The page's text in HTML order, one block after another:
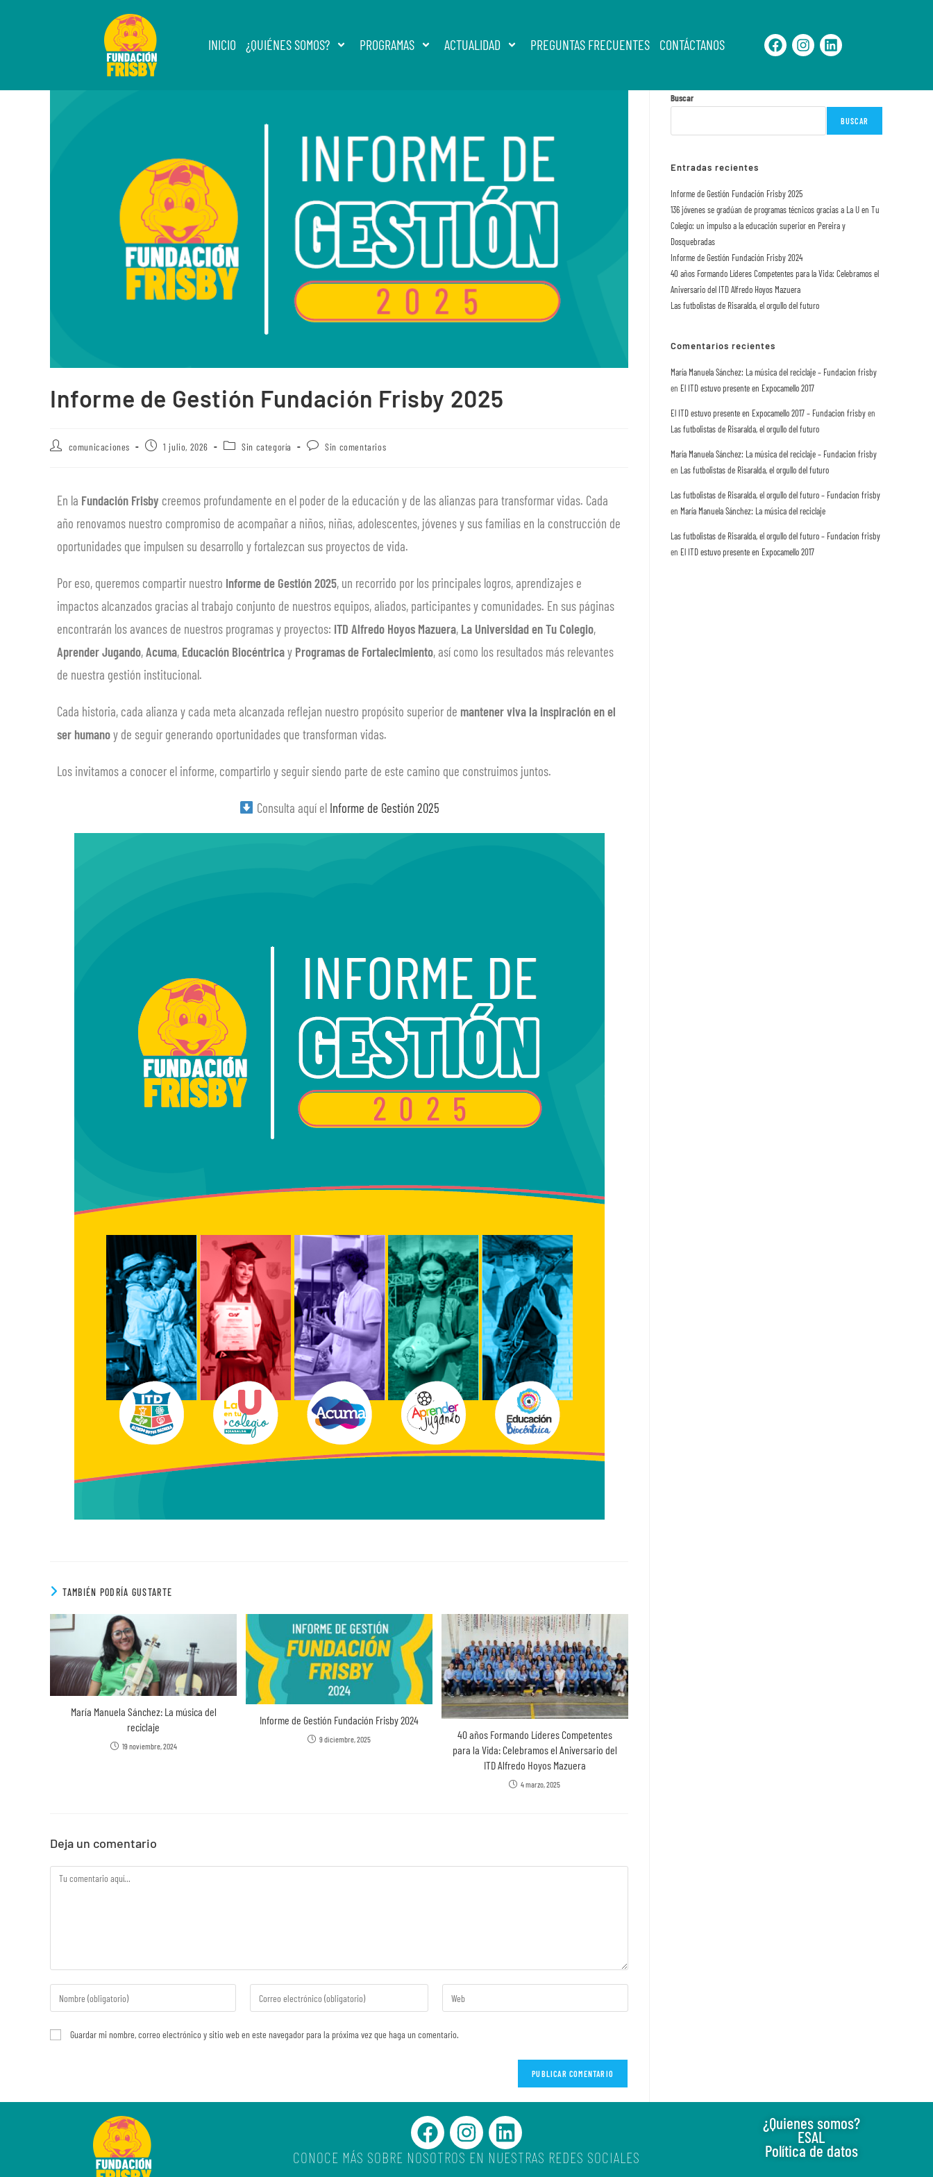
INICIO ¿QUIÉNES SOMOS? PROGRAMAS ACTUALIDAD PREGUNTAS FRECUENTES CONTÁCTANOS
Informe de Gestión Fundación Frisby 2025
comunicaciones 1 julio, 2026 Sin categoría Sin comentarios
En la Fundación Frisby creemos profundamente en el poder de la educación y de las alianzas para transformar vidas. Cada
año renovamos nuestro compromiso de acompañar a niños, niñas, adolescentes, jóvenes y sus familias en la construcción de
oportunidades que impulsen su desarrollo y fortalezcan sus proyectos de vida.
Por eso, queremos compartir nuestro Informe de Gestión 2025, un recorrido por los principales logros, aprendizajes e
impactos alcanzados gracias al trabajo conjunto de nuestros equipos, aliados, participantes y comunidades. En sus páginas
encontrarán los avances de nuestros programas y proyectos: ITD Alfredo Hoyos Mazuera, La Universidad en Tu Colegio,
Aprender Jugando,Acuma, Educación Biocéntricay Programas de Fortalecimiento, así como los resultados más relevantes
de nuestra gestión institucional.
Cada historia, cada alianza y cada meta alcanzada reflejan nuestro propósito superior de mantener viva la inspiración en el
ser humanoy de seguir generando oportunidades que transforman vidas.
Los invitamos a conocer el informe, compartirlo y seguir siendo parte de este camino que construimos juntos.
Consulta aquí el Informe de Gestión 2025
TAMBIÉN PODRÍA GUSTARTE
María Manuela Sánchez: La música del
reciclaje
19 noviembre, 2024
Informe de Gestión Fundación Frisby 2024
9 diciembre, 2025
40 años Formando Líderes Competentes
para la Vida: Celebramos el Aniversario del
ITD Alfredo Hoyos Mazuera
4 marzo, 2025
Deja un comentario
Guardar mi nombre, correo electrónico y sitio web en este navegador para la próxima vez que haga un comentario.
Buscar
BUSCAR
Entradas recientes
Informe de Gestión Fundación Frisby 2025
136 jóvenes se gradúan de programas técnicos gracias a La U en Tu
Colegio: un impulso a la educación superior en Pereira y
Dosquebradas
Informe de Gestión Fundación Frisby 2024
40 años Formando Líderes Competentes para la Vida: Celebramos el
Aniversario del ITD Alfredo Hoyos Mazuera
Las futbolistas de Risaralda, el orgullo del futuro
Comentarios recientes
María Manuela Sánchez: La música del reciclaje – Fundacion frisby
en El ITD estuvo presente en Expocamello 2017
El ITD estuvo presente en Expocamello 2017 – Fundacion frisbyen
Las futbolistas de Risaralda, el orgullo del futuro
María Manuela Sánchez: La música del reciclaje – Fundacion frisby
en Las futbolistas de Risaralda, el orgullo del futuro
Las futbolistas de Risaralda, el orgullo del futuro – Fundacion frisby
en María Manuela Sánchez: La música del reciclaje
Las futbolistas de Risaralda, el orgullo del futuro – Fundacion frisby
en El ITD estuvo presente en Expocamello 2017
CONOCE MÁS SOBRE NOSOTROS EN NUESTRAS REDES SOCIALES
¿Quienes somos?
ESAL
Política de datos